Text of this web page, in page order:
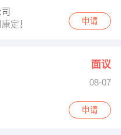
定县G318（沪聂线）
申请
面议
08-07
申请